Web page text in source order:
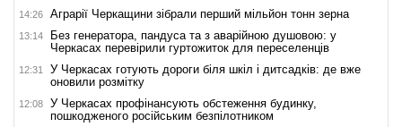
14:26 Аграрії Черкащини зібрали перший мільйон тонн зерна
13:14
Без генератора, пандуса та з аварійною душовою: у
Черкасах перевірили гуртожиток для переселенців
12:31
У Черкасах готують дороги біля шкіл і дитсадків: де вже
оновили розмітку
12:08
У Черкасах профінансують обстеження будинку,
пошкодженого російським безпілотником